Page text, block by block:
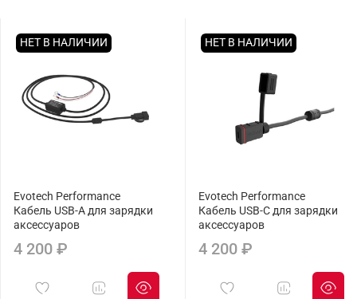
НЕТ В НАЛИЧИИ
Evotech Performance
Кабель USB-A для зарядки
аксессуаров
4 200 ₽
НЕТ В НАЛИЧИИ
Evotech Performance
Кабель USB-C для зарядки
аксессуаров
4 200 ₽